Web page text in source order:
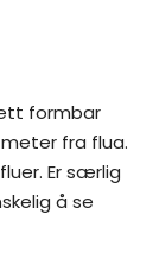
formbar
fra flua.
Er særlig
å se